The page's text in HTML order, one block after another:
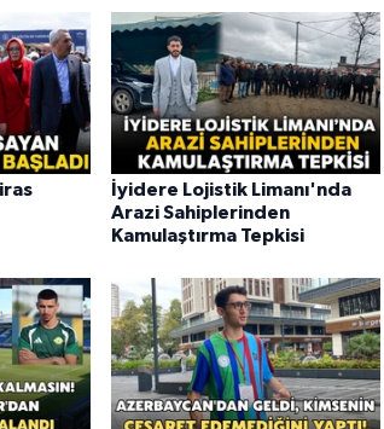
İyidere Lojistik Limanı'nda
Arazi Sahiplerinden
Kamulaştırma Tepkisi